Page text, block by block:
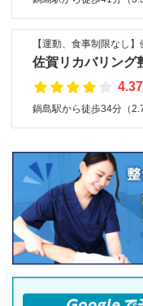
【運動、食事制限なし
佐賀リカバリン
4.37
鍋島駅から徒歩34分（